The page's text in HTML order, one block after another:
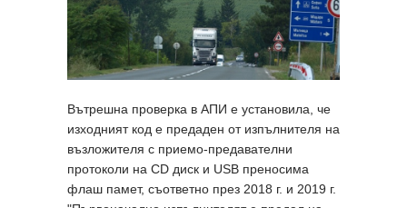
Вътрешна проверка в АПИ е установила, че
изходният код е предаден от изпълнителя на
възложителя с приемо-предавателни
протоколи на CD диск и USB преносима
флаш памет, съответно през 2018 г. и 2019 г.